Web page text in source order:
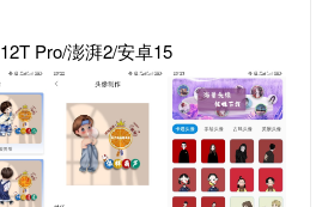
Pro/澎湃2/安卓15